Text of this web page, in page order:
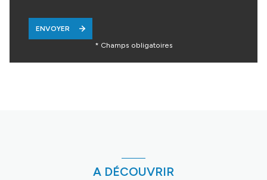
ENVOYER
* Champs obligatoires
A DÉCOUVRIR